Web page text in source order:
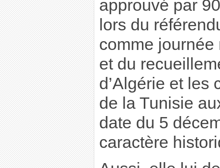
approuvé par
lors du
comme
et du
d’Algérie et les
de la Tunisie
date du 5
caractère